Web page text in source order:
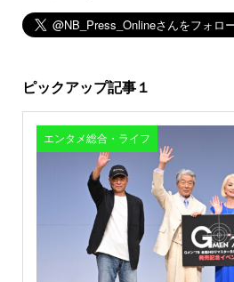
ピックアップ記事１
エンタメ総合・ライフ